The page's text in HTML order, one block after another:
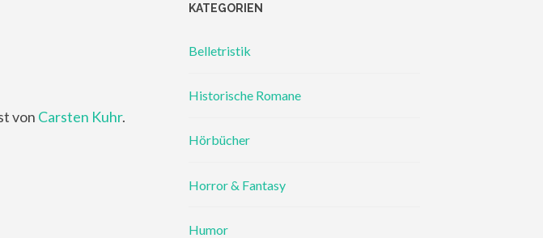
von Carsten Kuhr.
KATEGORIEN
Belletristik
Historische Romane
Hörbücher
Horror & Fantasy
Humor